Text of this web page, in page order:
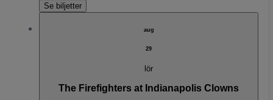
Se biljetter
aug
29
lör
The Firefighters at Indianapolis Clowns